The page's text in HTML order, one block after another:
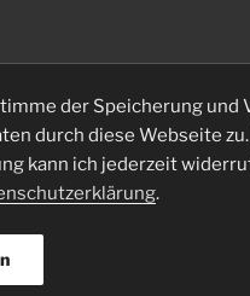
der Speicherung und
durch diese Webseite
kann ich jederzeit
.